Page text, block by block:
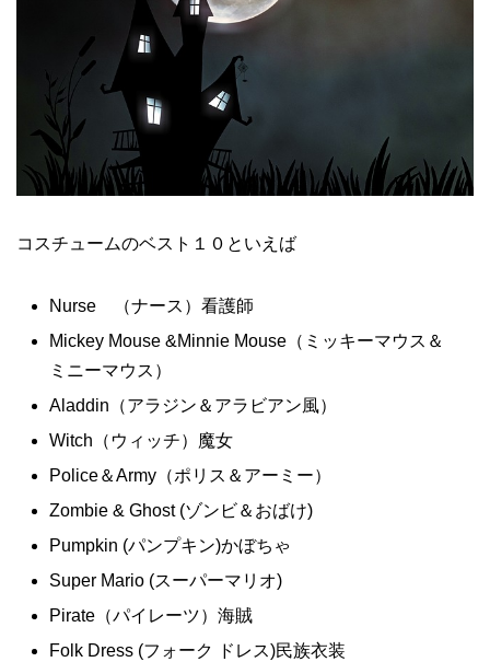
コスチュームのベスト１０といえば
Nurse （ナース）看護師
Mickey Mouse &Minnie Mouse（ミッキーマウス＆
ミニーマウス）
Aladdin（アラジン＆アラビアン風）
Witch（ウィッチ）魔女
Police＆Army（ポリス＆アーミー）
Zombie & Ghost (ゾンビ＆おばけ)
Pumpkin (パンプキン)かぼちゃ
Super Mario (スーパーマリオ)
Pirate（パイレーツ）海賊
Folk Dress (フォーク ドレス)民族衣装